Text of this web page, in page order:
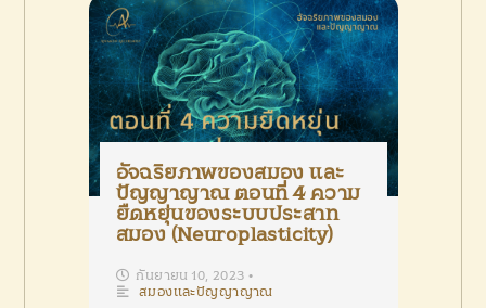
อัจฉริยภาพของสมอง และ
ปัญญาญาณ ตอนที่ 4 ความ
ยืดหยุ่นของระบบประสาท
สมอง (Neuroplasticity)
กันยายน 10, 2023 •
สมองและปัญญาญาณ